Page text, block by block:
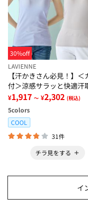
30%off
LAVIENNE
【汗かきさん必見！】＜
付＞涼感サラッと快適汗
ンクトップインナー＜さ
ボ＞
¥1,917 ～ ¥2,302 (税込)
5colors
COOL
31件
チラ見をする
イ